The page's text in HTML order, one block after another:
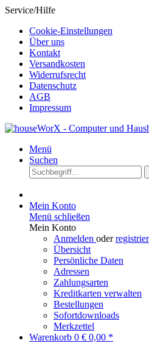
Service/Hilfe
Cookie-Einstellungen
Über uns
Kontakt
Versandkosten
Widerrufsrecht
Datenschutz
AGB
Impressum
Menü
Suchen
Mein Konto
Menü schließen
Mein Konto
Anmelden oder
Übersicht
Persönliche Daten
Adressen
Zahlungsarten
Kreditkarten verwalten
Bestellungen
Sofortdownloads
Merkzettel
Warenkorb 0 € 0,00 *